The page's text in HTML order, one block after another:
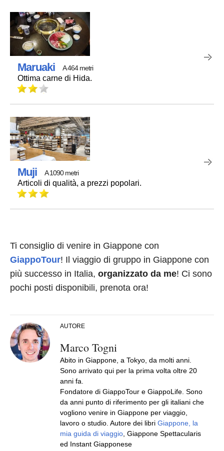
Maruaki A 464 metri
Ottima carne di Hida.
Muji A 1090 metri
Articoli di qualità, a prezzi popolari.
Ti consiglio di venire in Giappone con
GiappoTour! Il viaggio di gruppo in Giappone con
più successo in Italia, organizzato da me! Ci sono
pochi posti disponibili, prenota ora!
AUTORE
Marco Togni
Abito in Giappone, a Tokyo, da molti anni.
Sono arrivato qui per la prima volta oltre 20
anni fa.
Fondatore di GiappoTour e GiappoLife. Sono
da anni punto di riferimento per gli italiani che
vogliono venire in Giappone per viaggio,
lavoro o studio. Autore dei libri Giappone, la
mia guida di viaggio, Giappone Spettacularis
ed Instant Giapponese